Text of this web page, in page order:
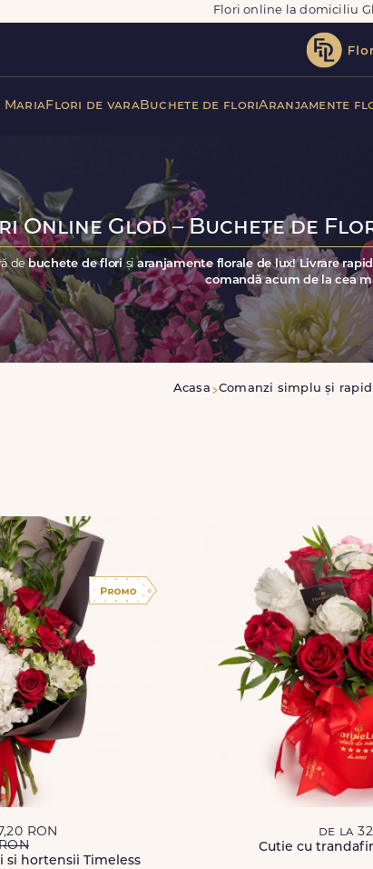
Flori online la domiciliu
MariaFlori de varaBuchete de floriAranjamente
Online Glod – Buchete de
debuchete de flori și aranjamente florale de lux! Livrare
comandă acum de la cea
Acasa Comanzi simplu și
RON
hortensii Timeless
de la
Cutie cu